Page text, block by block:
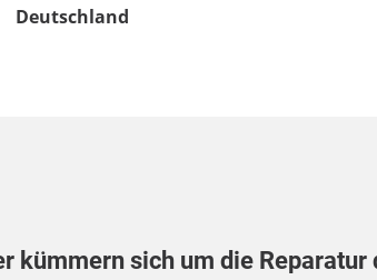
Deutschland
kümmern sich um die